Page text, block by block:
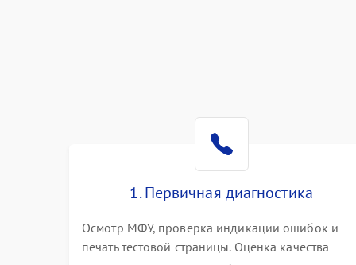
Проблемы с механикой
1. Первичная диагностика
Осмотр МФУ, проверка индикации ошибок и
печать тестовой страницы. Оценка качества